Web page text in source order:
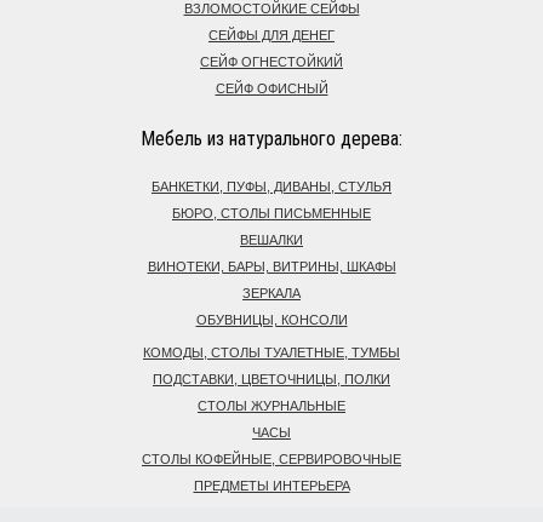
ВЗЛОМОСТОЙКИЕ СЕЙФЫ
СЕЙФЫ ДЛЯ ДЕНЕГ
СЕЙФ ОГНЕСТОЙКИЙ
СЕЙФ ОФИСНЫЙ
Мебель из натурального дерева:
БАНКЕТКИ, ПУФЫ, ДИВАНЫ, СТУЛЬЯ
БЮРО, СТОЛЫ ПИСЬМЕННЫЕ
ВЕШАЛКИ
ВИНОТЕКИ, БАРЫ, ВИТРИНЫ, ШКАФЫ
ЗЕРКАЛА
ОБУВНИЦЫ, КОНСОЛИ
КОМОДЫ, СТОЛЫ ТУАЛЕТНЫЕ, ТУМБЫ
ПОДСТАВКИ, ЦВЕТОЧНИЦЫ, ПОЛКИ
СТОЛЫ ЖУРНАЛЬНЫЕ
ЧАСЫ
СТОЛЫ КОФЕЙНЫЕ, СЕРВИРОВОЧНЫЕ
ПРЕДМЕТЫ ИНТЕРЬЕРА